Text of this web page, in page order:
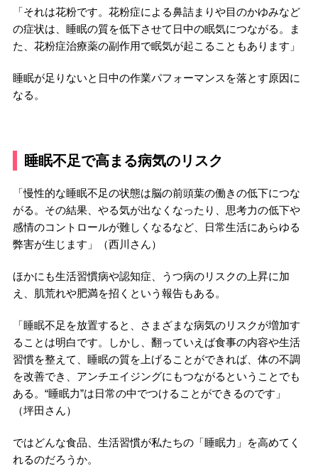
「それは花粉です。花粉症による鼻詰まりや目のかゆみなど
の症状は、睡眠の質を低下させて日中の眠気につながる。ま
た、花粉症治療薬の副作用で眠気が起こることもあります」
睡眠が足りないと日中の作業パフォーマンスを落とす原因に
なる。
睡眠不足で高まる病気のリスク
「慢性的な睡眠不足の状態は脳の前頭葉の働きの低下につな
がる。その結果、やる気が出なくなったり、思考力の低下や
感情のコントロールが難しくなるなど、日常生活にあらゆる
弊害が生じます」（西川さん）
ほかにも生活習慣病や認知症、うつ病のリスクの上昇に加
え、肌荒れや肥満を招くという報告もある。
「睡眠不足を放置すると、さまざまな病気のリスクが増加す
ることは明白です。しかし、翻っていえば食事の内容や生活
習慣を整えて、睡眠の質を上げることができれば、体の不調
を改善でき、アンチエイジングにもつながるということでも
ある。“睡眠力”は日常の中でつけることができるのです」
（坪田さん）
ではどんな食品、生活習慣が私たちの「睡眠力」を高めてく
れるのだろうか。